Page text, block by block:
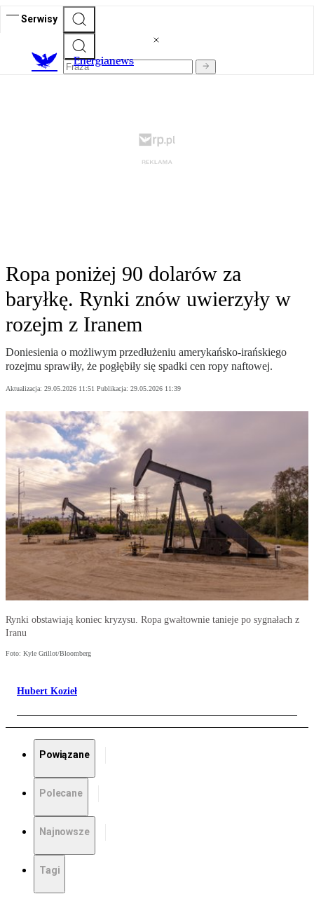
Serwisy
Energianews
Ropa poniżej 90 dolarów za
baryłkę. Rynki znów uwierzyły w
rozejm z Iranem
Doniesienia o możliwym przedłużeniu amerykańsko-irańskiego
rozejmu sprawiły, że pogłębiły się spadki cen ropy naftowej.
Aktualizacja: 29.05.2026 11:51 Publikacja: 29.05.2026 11:39
Rynki obstawiają koniec kryzysu. Ropa gwałtownie tanieje po sygnałach z
Iranu
Foto: Kyle Grillot/Bloomberg
Hubert Kozieł
Powiązane
Polecane
Najnowsze
Tagi